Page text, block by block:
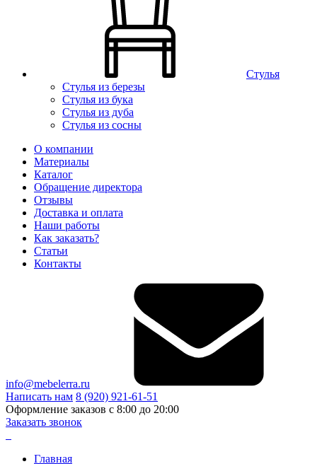
Стулья
Стулья из березы
Стулья из бука
Стулья из дуба
Стулья из сосны
О компании
Материалы
Каталог
Обращение директора
Отзывы
Доставка и оплата
Наши работы
Как заказать?
Статьи
Контакты
info@mebelerra.ru
Написать нам 8 (920) 921-61-51
Оформление заказов с 8:00 до 20:00
Заказать звонок
Главная